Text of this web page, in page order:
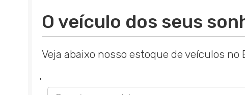
O veículo dos seus
Veja abaixo nosso estoque de veículos no
'